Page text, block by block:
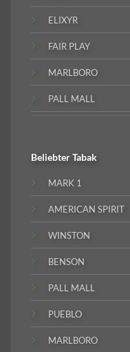
ELIXYR
FAIR PLAY
MARLBORO
PALL MALL
BeliebterTabak
MARK 1
AMERICAN SPIRIT
WINSTON
BENSON
PALL MALL
PUEBLO
MARLBORO